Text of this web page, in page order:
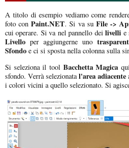
A titolo di esempio vediamo come
foto conPaint.NET. Si va su File ->
cui operare. Si va nel pannello deilivelli e
Livello per aggiungerne uno
Sfondo e ci si sposta nella colonna sulla
Si seleziona il tool Bacchetta Magica
sfondo. Verrà selezionata l'area adiacente
i colori vicini a quello selezionato. Si